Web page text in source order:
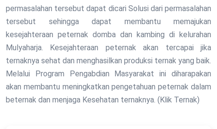
permasalahan tersebut dapat dicari Solusi dari permasalahan
tersebut sehingga dapat membantu memajukan
kesejahteraan peternak domba dan kambing di kelurahan
Mulyaharja. Kesejahteraan peternak akan tercapai jika
ternaknya sehat dan menghasilkan produksi ternak yang baik.
Melalui Program Pengabdian Masyarakat ini diharapakan
akan membantu meningkatkan pengetahuan peternak dalam
beternak dan menjaga Kesehatan ternaknya. (Klik Ternak)